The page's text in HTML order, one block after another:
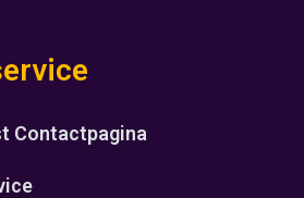
Contactpagina